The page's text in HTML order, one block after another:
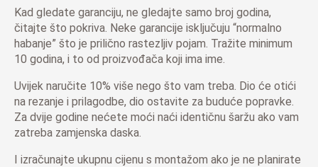
Kad gledate garanciju, ne gledajte samo broj godina,
čitajte što pokriva. Neke garancije isključuju “normalno
habanje” što je prilično rastezljiv pojam. Tražite minimum
10 godina, i to od proizvođača koji ima ime.
Uvijek naručite 10% više nego što vam treba. Dio će otići
na rezanje i prilagodbe, dio ostavite za buduće popravke.
Za dvije godine nećete moći naći identičnu šaržu ako vam
zatreba zamjenska daska.
I izračunajte ukupnu cijenu s montažom ako je ne planirate